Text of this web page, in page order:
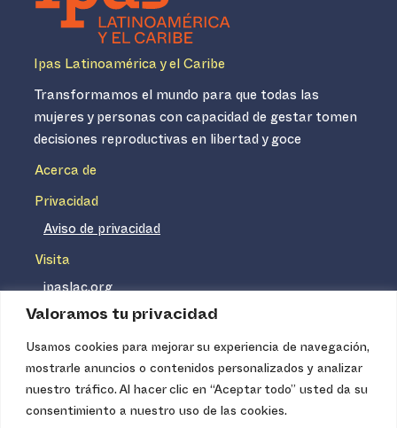
Valoramos tu privacidad
Usamos cookies para mejorar su experiencia de navegación,
mostrarle anuncios o contenidos personalizados y analizar
nuestro tráfico. Al hacer clic en “Aceptar todo” usted da su
consentimiento a nuestro uso de las cookies.
Ipas Latinoamérica y el Caribe
Transformamos el mundo para que todas las
mujeres y personas con capacidad de gestar tomen
decisiones reproductivas en libertad y goce
Acerca de
Privacidad
Aviso de privacidad
Visita
ipaslac.org
ipasmexico.org
Ipas no es un distribuidor de insumos médicos. Nuestros
servicios se concentran, entre otros, en la difusión de